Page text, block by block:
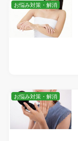
お悩み対策・解消
お悩み対策・解消